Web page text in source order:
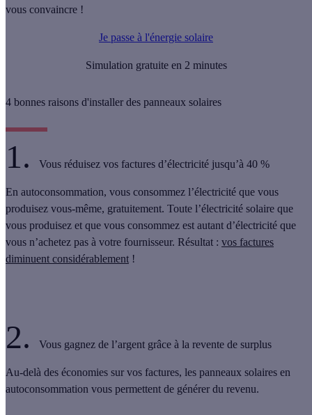
vous convaincre !
Je passe à l'énergie solaire
Simulation gratuite en 2 minutes
4 bonnes raisons d'installer des panneaux solaires
1. Vous réduisez vos factures d’électricité jusqu’à 40 %
En autoconsommation, vous consommez l’électricité que vous
produisez vous-même, gratuitement. Toute l’électricité solaire que
vous produisez et que vous consommez est autant d’électricité que
vous n’achetez pas à votre fournisseur. Résultat : vos factures
diminuent considérablement !
2. Vous gagnez de l’argent grâce à la revente de surplus
Au-delà des économies sur vos factures, les panneaux solaires en
autoconsommation vous permettent de générer du revenu.